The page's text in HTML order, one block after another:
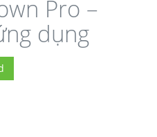
Pro –
dụng